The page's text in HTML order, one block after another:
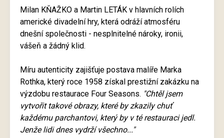
Milan KŇAŽKO a Martin LETÁK v hlavních rolích
americké divadelní hry, která odráží atmosféru
dnešní společnosti - nesplnitelné nároky, ironii,
vášeň a žádný klid.
Míru autenticity zajišťuje postava malíře Marka
Rothka, který roce 1958 získal prestižní zakázku na
výzdobu restaurace Four Seasons. "Chtěl jsem
vytvořit takové obrazy, které by zkazily chuť
každému parchantovi, který by v té restauraci jedl.
Jenže lidi dnes vydrží všechno..."